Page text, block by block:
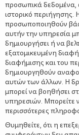
προσωπικά δεδομένα,
ιστορικό
προσωποποιηθούν
αυτήν την υπηρεσία
δημιουργήσει ή να
εξατομικευμένη
διαφήμισης και του
δημιουργηθούν
αυτών των άλλων. Η
μπορεί να βοηθήσει
υπηρεσιών. Μπορείτε
περισσότερες
Θυμηθείτε, ότι η